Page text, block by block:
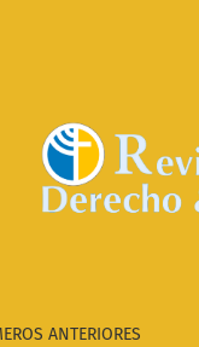
ANTERIORES